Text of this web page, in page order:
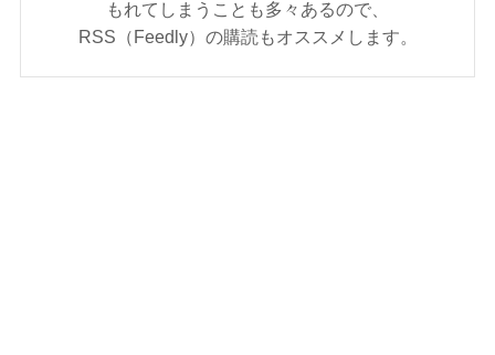
もれてしまうことも多々あるので、
RSS（Feedly）の購読もオススメします。